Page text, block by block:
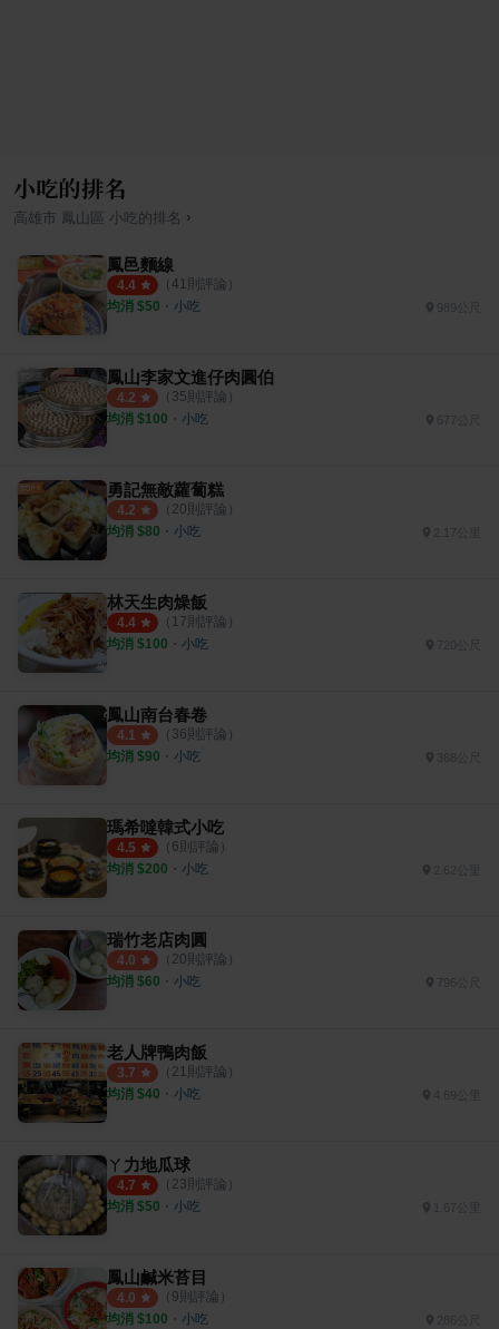
小吃的排名
高雄市 鳳山區 小吃 的排名 ›
鳳邑麵線
4.4 （ 41則評論）
均消 $50 ・ 小吃
鳳山李家文進仔肉圓伯
4.2 （ 35則評論）
均消 $100 ・ 小吃
勇記無敵蘿蔔糕
4.2 （ 20則評論）
均消 $80 ・ 小吃
林天生肉燥飯
4.4 （ 17則評論）
均消 $100 ・ 小吃
鳳山南台春卷
4.1 （ 36則評論）
均消 $90 ・ 小吃
瑪希噠韓式小吃
4.5 （ 6則評論）
均消 $200 ・ 小吃
瑞竹老店肉圓
4.0 （ 20則評論）
均消 $60 ・ 小吃
老人牌鴨肉飯
3.7 （ 21則評論）
均消 $40 ・ 小吃 4.69公里
ㄚ力地瓜球
4.7 （ 23則評論）
均消 $50 ・ 小吃
鳳山鹹米苔目
4.0 （ 9則評論）
均消 $100 ・ 小吃